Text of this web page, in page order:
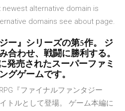
alternative domain is
domains see about page.
ー』シリーズの第5作。 ジ
合わせ、戦闘に勝利する。
発売されたスーパーファミ
グゲームです。
『ファイナルファンタジー
トルとして登場。 ゲーム本編に